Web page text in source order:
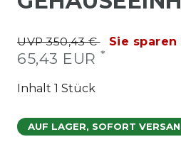
UVP 350,43 € Sie sparen
65,43 EUR *
Inhalt 1 Stück
AUF LAGER, SOFORT